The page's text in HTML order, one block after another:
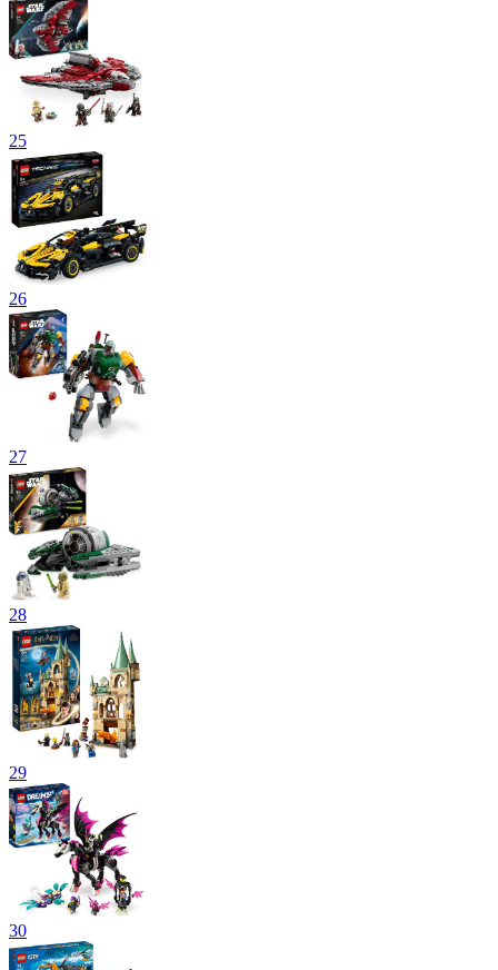
25
26
27
28
29
30